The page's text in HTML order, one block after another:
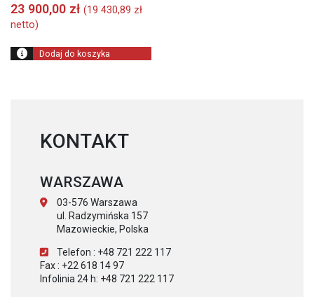
23 900,00 zł (19 430,89 zł
netto)
Dodaj do koszyka
KONTAKT
WARSZAWA
03-576 Warszawa
ul. Radzymińska 157
Mazowieckie, Polska
Telefon : +48 721 222 117
Fax : +22 618 14 97
Infolinia 24 h: +48 721 222 117